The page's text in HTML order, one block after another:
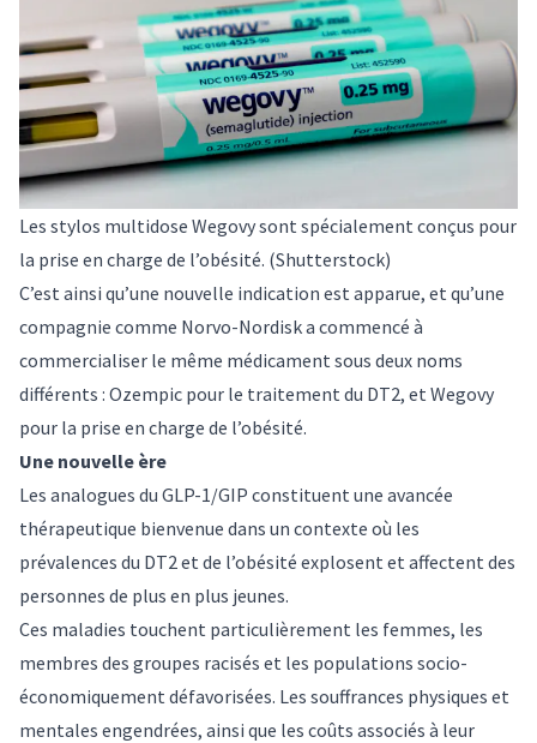
Les stylos multidose Wegovy sont spécialement conçus pour
la prise en charge de l’obésité. (Shutterstock)
C’est ainsi qu’une nouvelle indication est apparue, et qu’une
compagnie comme Norvo-Nordisk a commencé à
commercialiser le même médicament sous deux noms
différents : Ozempic pour le traitement du DT2, et Wegovy
pour la prise en charge de l’obésité.
Une nouvelle ère
Les analogues du GLP-1/GIP constituent une avancée
thérapeutique bienvenue dans un contexte où les
prévalences du DT2 et de l’obésité explosent et affectent des
personnes de plus en plus jeunes.
Ces maladies touchent particulièrement les femmes, les
membres des groupes racisés et les populations socio-
économiquement défavorisées. Les souffrances physiques et
mentales engendrées, ainsi que les coûts associés à leur